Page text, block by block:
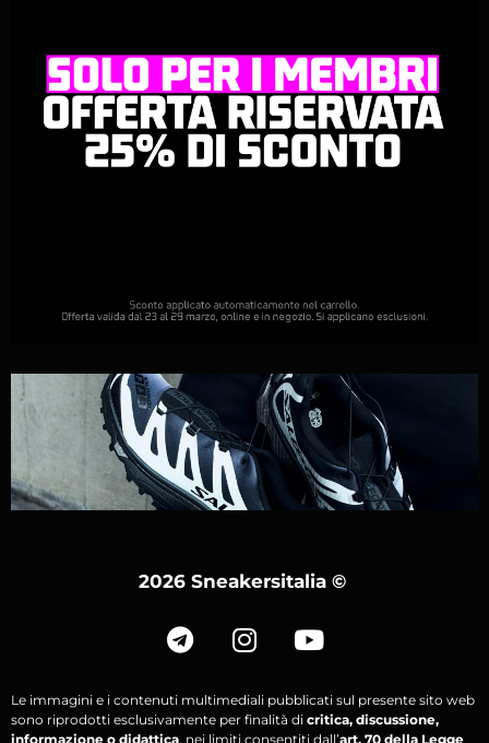
2026 Sneakersitalia ©
Le immagini e i contenuti multimediali pubblicati sul presente sito web
sono riprodotti esclusivamente per finalità di critica, discussione,
informazione o didattica, nei limiti consentiti dall’art. 70 della Legge